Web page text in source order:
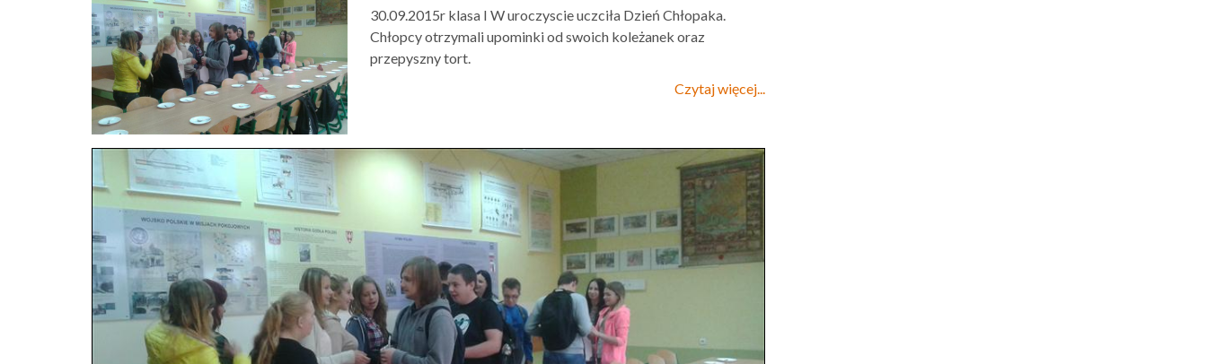
30.09.2015r klasa I W uroczyscie uczciła Dzień Chłopaka.
Chłopcy otrzymali upominki od swoich koleżanek oraz
przepyszny tort.
Czytaj więcej...